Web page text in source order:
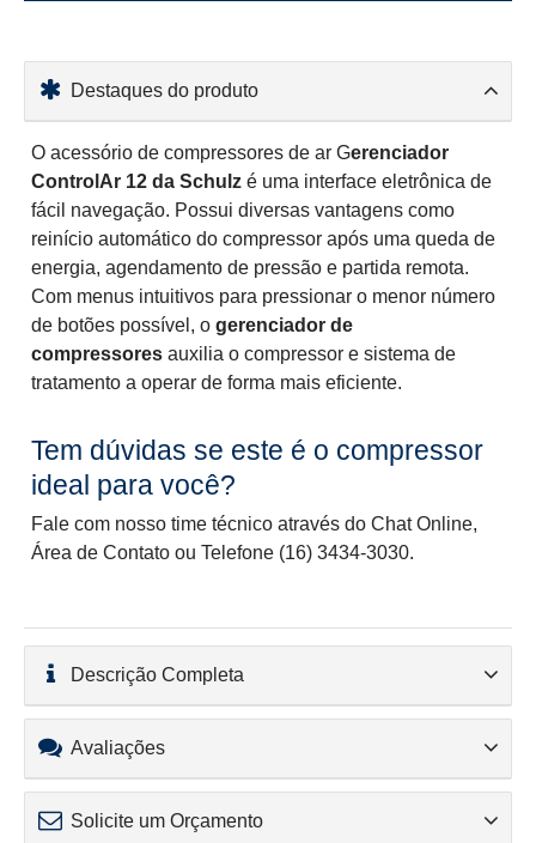
Destaques do produto
O acessório de compressores de ar Gerenciador
ControlAr 12 da Schulz é uma interface eletrônica de
fácil navegação. Possui diversas vantagens como
reinício automático do compressor após uma queda de
energia, agendamento de pressão e partida remota.
Com menus intuitivos para pressionar o menor número
de botões possível, o gerenciador de
compressores auxilia o compressor e sistema de
tratamento a operar de forma mais eficiente.
Tem dúvidas se este é o compressor
ideal para você?
Fale com nosso time técnico através do Chat Online,
Área de Contato ou Telefone (16) 3434-3030.
Descrição Completa
Avaliações
Solicite um Orçamento